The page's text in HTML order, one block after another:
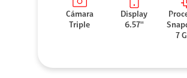
Cámara
Triple
Display
6.57''
7